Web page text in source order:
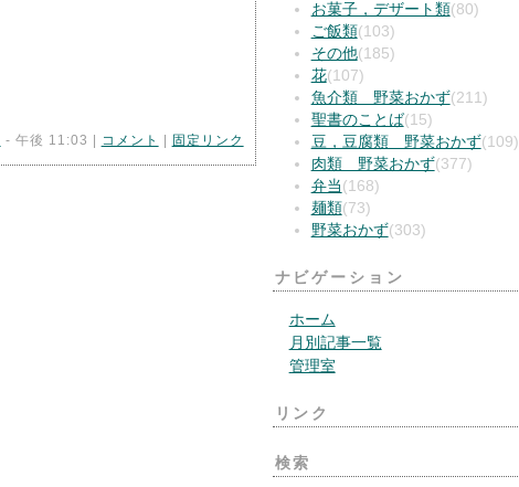
- 午後 11:03 | コメント 固定リンク
お菓子，デザート類(80)
ご飯類(103)
その他(185)
花(107)
魚介類 野菜おかず(211)
聖書のことば(15)
豆，豆腐類 野菜おかず(109)
肉類 野菜おかず(377)
弁当 (168)
麺類(73)
野菜おかず(303)
ナビゲーション
ホーム
月別記事一覧
管理室
リンク
検索